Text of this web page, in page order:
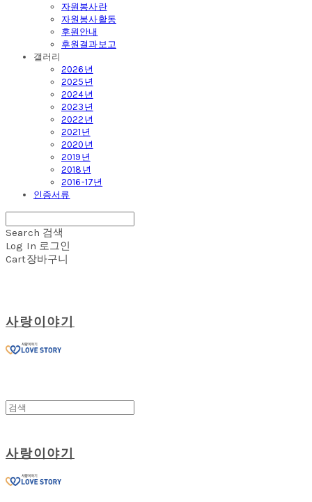
자원봉사란
자원봉사활동
후원안내
후원결과보고
갤러리
2026년
2025년
2024년
2023년
2022년
2021년
2020년
2019년
2018년
2016-17년
인증서류
Search 검색
Log In 로그인
Cart장바구니
사랑이야기
사랑이야기